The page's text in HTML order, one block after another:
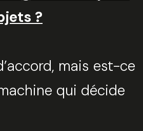
?
mais est-ce
qui décide